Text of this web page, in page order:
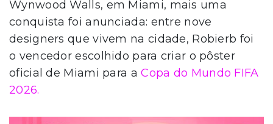
Wynwood Walls, em Miami, mais uma
conquista foi anunciada: entre nove
designers que vivem na cidade, Robierb foi
o vencedor escolhido para criar o pôster
oficial de Miami para aCopa do Mundo FIFA
2026.